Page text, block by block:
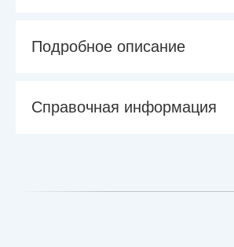
Подробное описание
Справочная информация